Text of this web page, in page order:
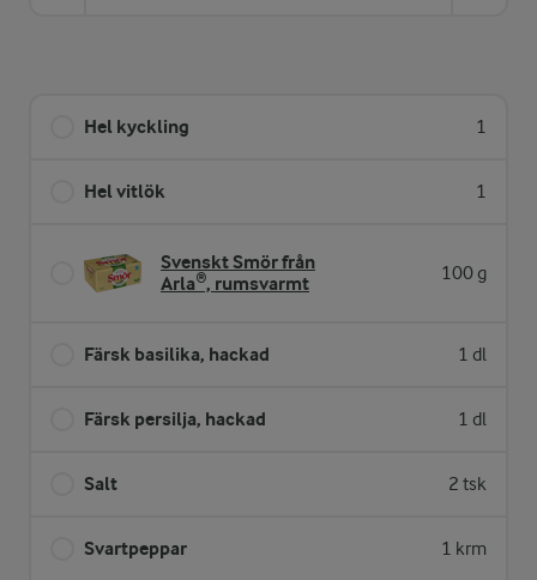
Hel kyckling 1
Hel vitlök 1
Svenskt Smör från
Arla®, rumsvarmt
100 g
Färsk basilika, hackad 1 dl
Färsk persilja, hackad 1 dl
Salt 2 tsk
Svartpeppar 1 krm